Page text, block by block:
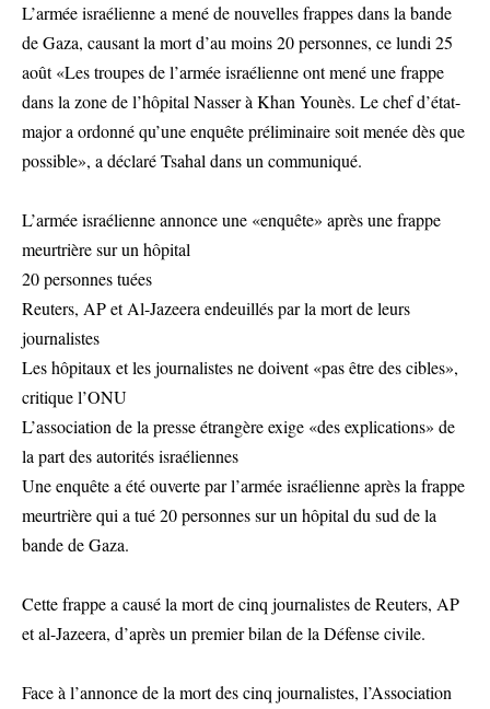
L’armée israélienne a mené de nouvelles frappes dans la bande
de Gaza, causant la mort d’au moins 20 personnes, ce lundi 25
août «Les troupes de l’armée israélienne ont mené une frappe
dans la zone de l’hôpital Nasser à Khan Younès. Le chef d’état-
major a ordonné qu’une enquête préliminaire soit menée dès que
possible», a déclaré Tsahal dans un communiqué.
L’armée israélienne annonce une «enquête» après une frappe
meurtrière sur un hôpital
20 personnes tuées
Reuters, AP et Al-Jazeera endeuillés par la mort de leurs
journalistes
Les hôpitaux et les journalistes ne doivent «pas être des cibles»,
critique l’ONU
L’association de la presse étrangère exige «des explications» de
la part des autorités israéliennes
Une enquête a été ouverte par l’armée israélienne après la frappe
meurtrière qui a tué 20 personnes sur un hôpital du sud de la
bande de Gaza.
Cette frappe a causé la mort de cinq journalistes de Reuters, AP
et al-Jazeera, d’après un premier bilan de la Défense civile.
Face à l’annonce de la mort des cinq journalistes, l’Association